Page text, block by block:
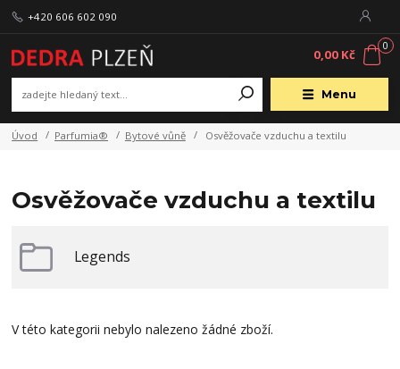
Menu
+420 606 602 090
0
0,00 Kč
Úvod Parfumia® Bytové vůně Osvěžovače vzduchu a textilu
Osvěžovače vzduchu a textilu
Legends
V této kategorii nebylo nalezeno žádné zboží.